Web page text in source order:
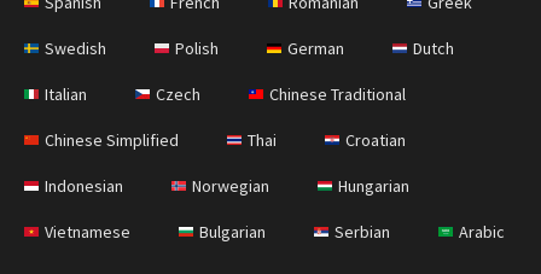
Swedish Polish German Dutch
Italian Czech Chinese Traditional
Chinese Simplified Thai Croatian
Indonesian Norwegian Hungarian
Vietnamese Bulgarian Serbian Arabic